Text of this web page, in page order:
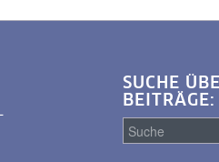
SUCHE
BEITRÄGE: